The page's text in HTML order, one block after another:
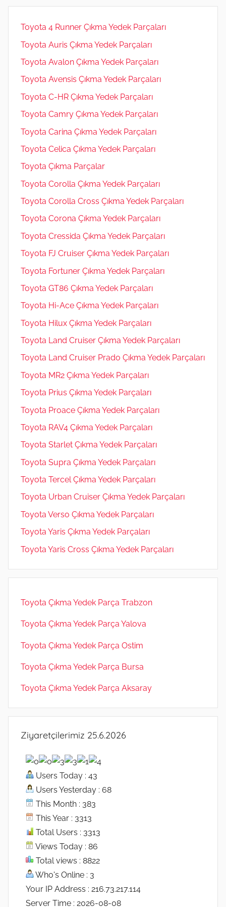
Toyota 4 Runner Çıkma Yedek Parçaları
Toyota Auris Çıkma Yedek Parçaları
Toyota Avalon Çıkma Yedek Parçaları
Toyota Avensis Çıkma Yedek Parçaları
Toyota C-HR Çıkma Yedek Parçaları
Toyota Camry Çıkma Yedek Parçaları
Toyota Carina Çıkma Yedek Parçaları
Toyota Celica Çıkma Yedek Parçaları
Toyota Çıkma Parçalar
Toyota Corolla Çıkma Yedek Parçaları
Toyota Corolla Cross Çıkma Yedek Parçaları
Toyota Corona Çıkma Yedek Parçaları
Toyota Cressida Çıkma Yedek Parçaları
Toyota FJ Cruiser Çıkma Yedek Parçaları
Toyota Fortuner Çıkma Yedek Parçaları
Toyota GT86 Çıkma Yedek Parçaları
Toyota Hi-Ace Çıkma Yedek Parçaları
Toyota Hilux Çıkma Yedek Parçaları
Toyota Land Cruiser Çıkma Yedek Parçaları
Toyota Land Cruiser Prado Çıkma Yedek Parçaları
Toyota MR2 Çıkma Yedek Parçaları
Toyota Prius Çıkma Yedek Parçaları
Toyota Proace Çıkma Yedek Parçaları
Toyota RAV4 Çıkma Yedek Parçaları
Toyota Starlet Çıkma Yedek Parçaları
Toyota Supra Çıkma Yedek Parçaları
Toyota Tercel Çıkma Yedek Parçaları
Toyota Urban Cruiser Çıkma Yedek Parçaları
Toyota Verso Çıkma Yedek Parçaları
Toyota Yaris Çıkma Yedek Parçaları
Toyota Yaris Cross Çıkma Yedek Parçaları
Toyota Çıkma Yedek Parça Trabzon
Toyota Çıkma Yedek Parça Yalova
Toyota Çıkma Yedek Parça Ostim
Toyota Çıkma Yedek Parça Bursa
Toyota Çıkma Yedek Parça Aksaray
Ziyaretçilerimiz 25.6.2026
Users Today : 43
Users Yesterday : 68
This Month : 383
This Year : 3313
Total Users : 3313
Views Today : 86
Total views : 8822
Who's Online : 3
Your IP Address : 216.73.217.114
Server Time : 2026-08-08